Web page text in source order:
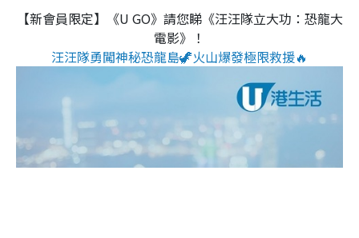
【新會員限定】《U GO》請您睇《汪汪隊立大功：恐龍大
電影》！
汪汪隊勇闖神秘恐龍島🦖火山爆發極限救援🔥